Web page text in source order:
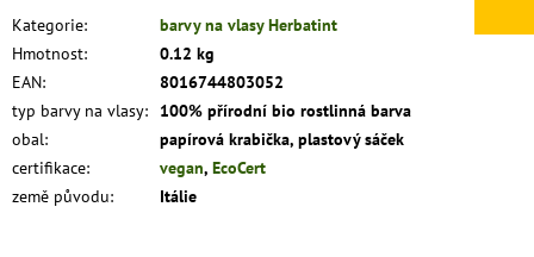
Kategorie:
barvy na vlasy Herbatint
Hmotnost:
0.12 kg
EAN:
8016744803052
typ barvy na vlasy:
100% přírodní bio rostlinná barva
obal:
papírová krabička, plastový sáček
certifikace: vegan, EcoCert
země původu: Itálie